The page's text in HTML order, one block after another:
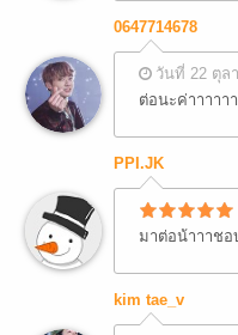
0647714678
วันที่ 22 ตุล
ต่อนะค่าาาาาา
PPI.JK
มาต่อน้าาาชอ
kim tae_v